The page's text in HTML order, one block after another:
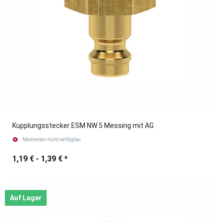
Kupplungsstecker ESM NW 5 Messing mit AG
Momentan nicht verfügbar
1,19 € - 1,39 € *
Auf Lager